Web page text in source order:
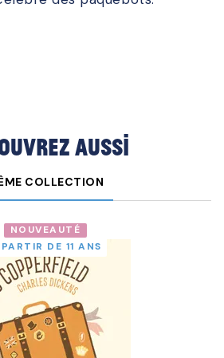
aussi
COLLECTION
NOUVEAUTÉ
DE 11 ANS